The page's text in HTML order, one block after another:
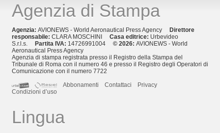
Agenzia di Stampa
Agenzia: AVIONEWS - World Aeronautical Press Agency
Direttore
responsabile: CLARA MOSCHINI Casa editrice: Urbevideo
S.r.l.s.
Partita IVA: 14726991004 © 2026: AVIONEWS - World
Aeronautical Press Agency
Agenzia di stampa registrata presso il Registro della Stampa del
Tribunale di Roma con il numero 46 e presso il Registro degli Operatori di
Comunicazione con il numero 7722
Abbonamenti
Contattaci
Privacy
Condizioni d’uso
Lingua